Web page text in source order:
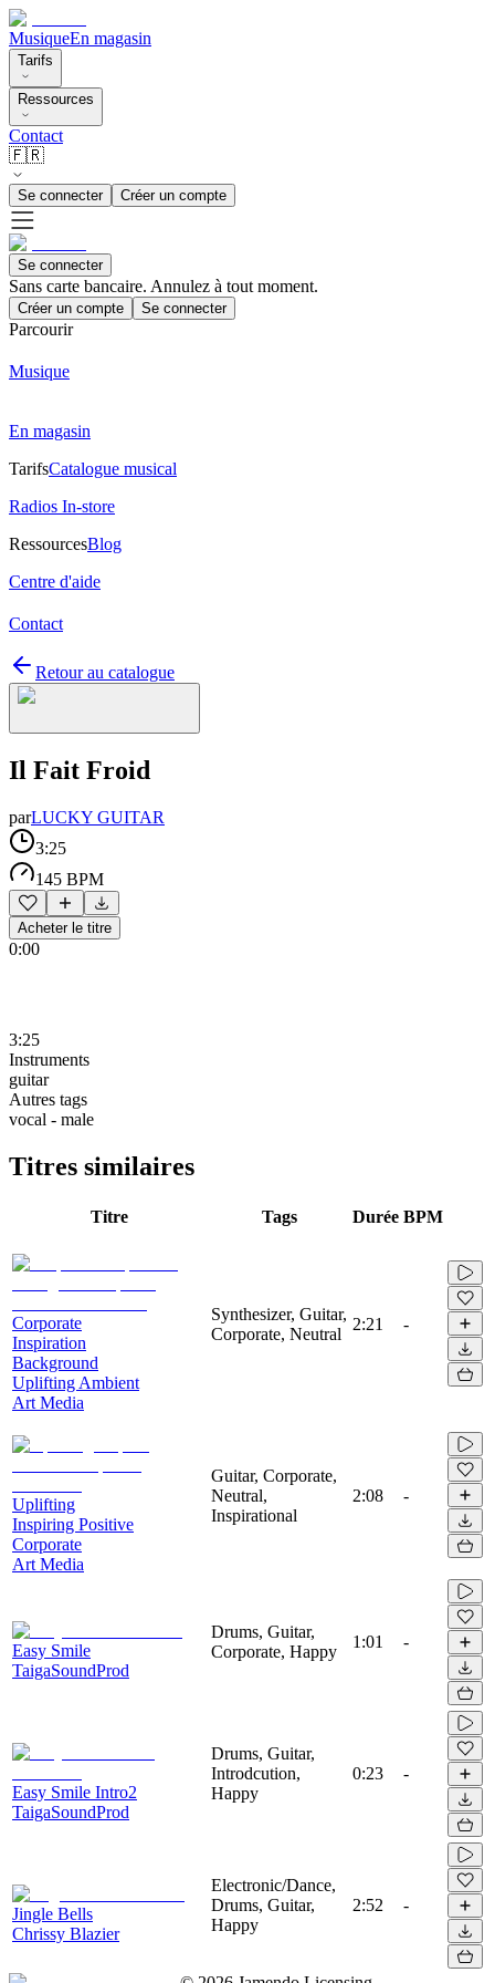
MusiqueEn magasin
Tarifs
Ressources
Contact
🇫🇷
Se connecter Créer un compte
Se connecter
Sans carte bancaire. Annulez à tout moment.
Créer un compte Se connecter
Parcourir
Musique
En magasin
TarifsCatalogue musical
Radios In-store
RessourcesBlog
Centre d'aide
Contact
Retour au catalogue
Il Fait Froid
parLUCKY GUITAR
3:25
145 BPM
Acheter le titre
0:00
3:25
Instruments
guitar
Autres tags
vocal - male
Titres similaires
Titre Tags Durée BPM
Corporate
Inspiration
Background
Uplifting Ambient
Art Media
Synthesizer, Guitar,
Corporate, Neutral
2:21 -
Uplifting
Inspiring Positive
Corporate
Art Media
Guitar, Corporate,
Neutral,
Inspirational
2:08 -
Easy Smile
TaigaSoundProd
Drums, Guitar,
Corporate, Happy
1:01 -
Easy Smile Intro2
TaigaSoundProd
Drums, Guitar,
Introdcution,
Happy
0:23 -
Jingle Bells
Chrissy Blazier
Electronic/Dance,
Drums, Guitar,
Happy
2:52 -